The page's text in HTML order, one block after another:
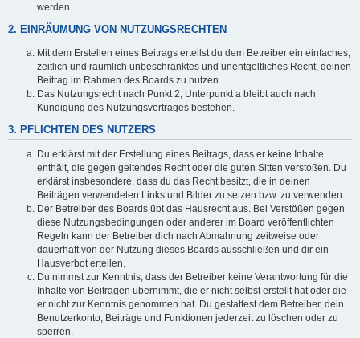
werden.
2. EINRÄUMUNG VON NUTZUNGSRECHTEN
Mit dem Erstellen eines Beitrags erteilst du dem Betreiber ein einfaches,
zeitlich und räumlich unbeschränktes und unentgeltliches Recht, deinen
Beitrag im Rahmen des Boards zu nutzen.
Das Nutzungsrecht nach Punkt 2, Unterpunkt a bleibt auch nach
Kündigung des Nutzungsvertrages bestehen.
3. PFLICHTEN DES NUTZERS
Du erklärst mit der Erstellung eines Beitrags, dass er keine Inhalte
enthält, die gegen geltendes Recht oder die guten Sitten verstoßen. Du
erklärst insbesondere, dass du das Recht besitzt, die in deinen
Beiträgen verwendeten Links und Bilder zu setzen bzw. zu verwenden.
Der Betreiber des Boards übt das Hausrecht aus. Bei Verstößen gegen
diese Nutzungsbedingungen oder anderer im Board veröffentlichten
Regeln kann der Betreiber dich nach Abmahnung zeitweise oder
dauerhaft von der Nutzung dieses Boards ausschließen und dir ein
Hausverbot erteilen.
Du nimmst zur Kenntnis, dass der Betreiber keine Verantwortung für die
Inhalte von Beiträgen übernimmt, die er nicht selbst erstellt hat oder die
er nicht zur Kenntnis genommen hat. Du gestattest dem Betreiber, dein
Benutzerkonto, Beiträge und Funktionen jederzeit zu löschen oder zu
sperren.